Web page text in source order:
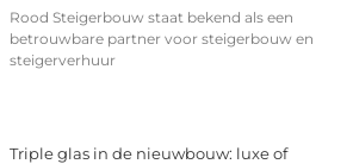
Rood Steigerbouw staat bekend als een
betrouwbare partner voor steigerbouw en
steigerverhuur
Triple glas in de nieuwbouw: luxe of